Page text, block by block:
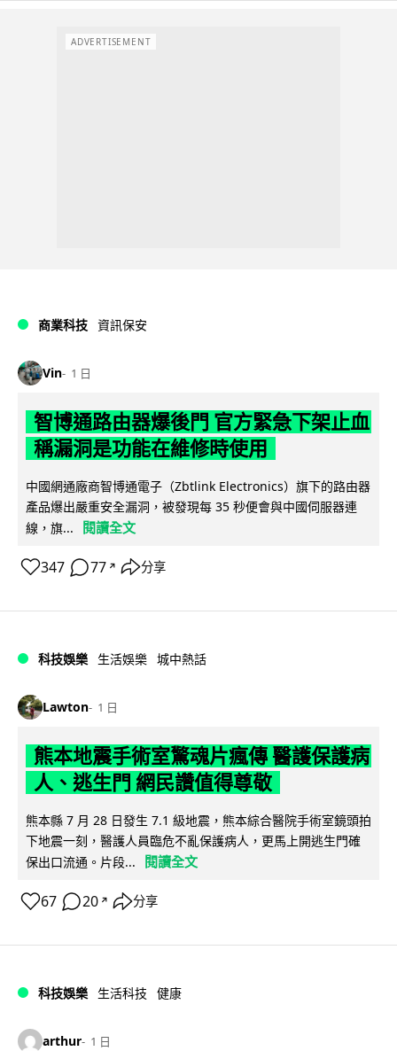
ADVERTISEMENT
商業科技 資訊保安
Vin 1 日
智博通路由器爆後門 官方緊急下架止血
稱漏洞是功能在維修時使用
中國網通廠商智博通電子（Zbtlink Electronics）旗下的路由器
產品爆出嚴重安全漏洞，被發現每 35 秒便會與中國伺服器連
線，旗...
閱讀全文
347 77 ↗ 分享
科技娛樂 生活娛樂 城中熱話
Lawton 1 日
熊本地震手術室驚魂片瘋傳 醫護保護病
人、逃生門 網民讚值得尊敬
熊本縣 7 月 28 日發生 7.1 級地震，熊本綜合醫院手術室鏡頭拍
下地震一刻，醫護人員臨危不亂保護病人，更馬上開逃生門確
保出口流通。片段...
閱讀全文
67 20 ↗ 分享
科技娛樂 生活科技 健康
arthur 1 日